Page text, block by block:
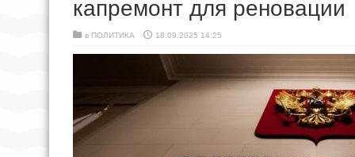
капремонт для реновации
в ПОЛИТИКА 18.09.2025 14:25